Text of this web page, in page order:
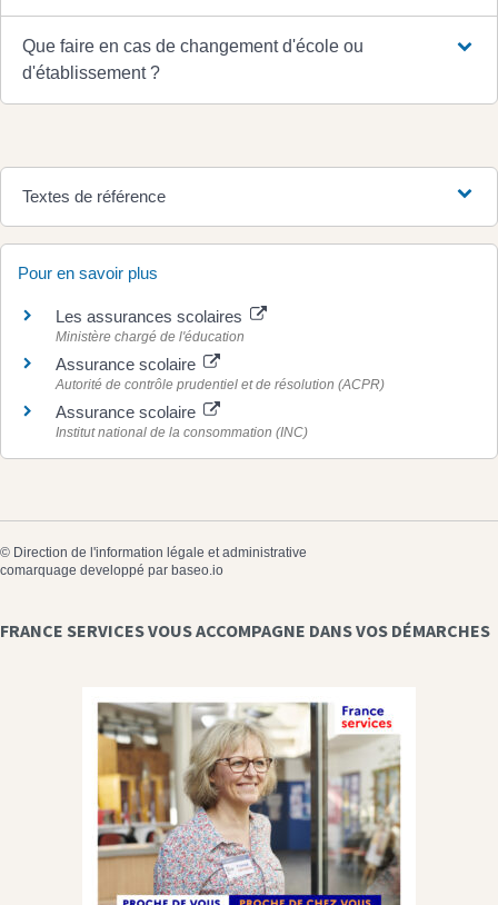
Que faire en cas de changement d'école ou
d'établissement ?
Textes de référence
Pour en savoir plus
Les assurances scolaires
Ministère chargé de l'éducation
Assurance scolaire
Autorité de contrôle prudentiel et de résolution (ACPR)
Assurance scolaire
Institut national de la consommation (INC)
© Direction de l'information légale et administrative
comarquage developpé par baseo.io
FRANCE SERVICES VOUS ACCOMPAGNE DANS VOS DÉMARCHES